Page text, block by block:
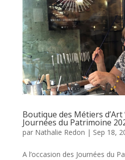
Boutique des Métiers d’Art
Journées du Patrimoine
par Nathalie Redon | Sep 18,
A l’occasion des Journées du